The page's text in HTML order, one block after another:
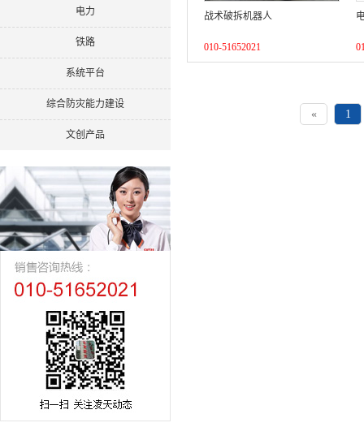
电力
铁路
系统平台
综合防灾能力建设
文创产品
战术破拆机器人
010-51652021
« 1